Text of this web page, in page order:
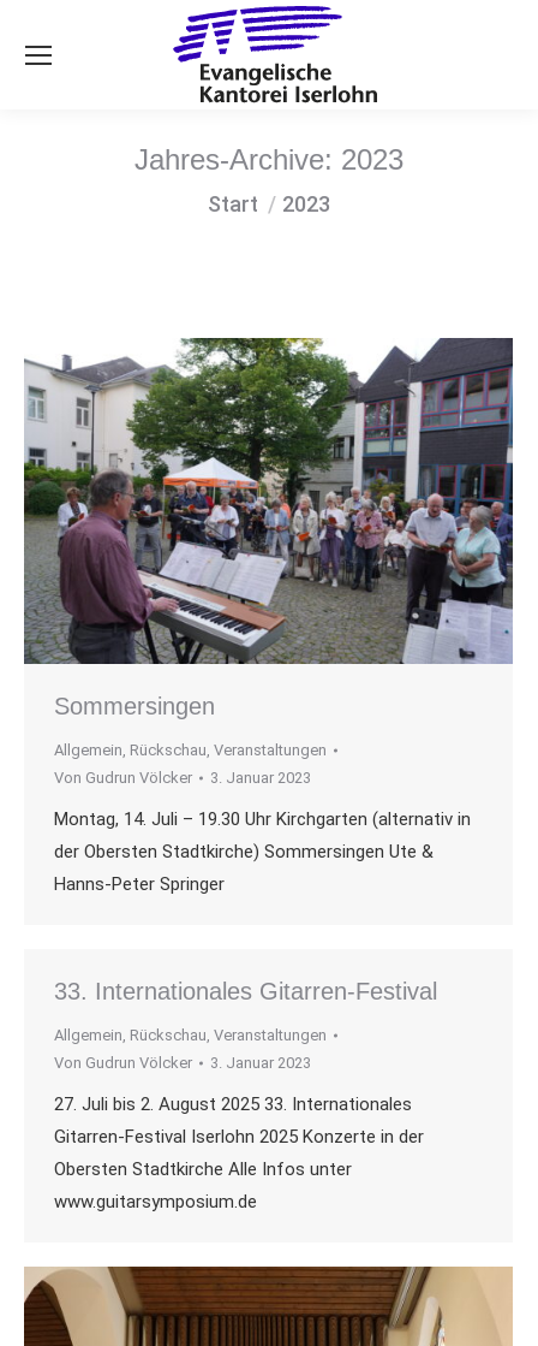
Jahres-Archive: 2023
Sie befinden sich hier:
Start 2023
Sommersingen
Allgemein, Rückschau, Veranstaltungen
Von Gudrun Völcker 3. Januar 2023
Montag, 14. Juli – 19.30 Uhr Kirchgarten (alternativ in
der Obersten Stadtkirche) Sommersingen Ute &
Hanns-Peter Springer
33. Internationales Gitarren-Festival
Allgemein, Rückschau, Veranstaltungen
Von Gudrun Völcker 3. Januar 2023
27. Juli bis 2. August 2025 33. Internationales
Gitarren-Festival Iserlohn 2025 Konzerte in der
Obersten Stadtkirche Alle Infos unter
www.guitarsymposium.de